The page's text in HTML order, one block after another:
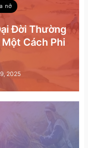
nở
Đời Thường
Cách Phi
2025